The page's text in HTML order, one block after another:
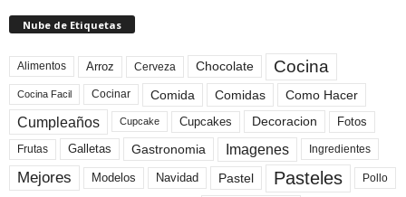
Nube de Etiquetas
Alimentos Arroz Cerveza Chocolate Cocina
Cocina Facil Cocinar Comida Comidas Como Hacer
Cumpleaños Cupcake Cupcakes Decoracion Fotos
Frutas Galletas Gastronomia Imagenes Ingredientes
Mejores Modelos Navidad Pastel Pasteles Pollo